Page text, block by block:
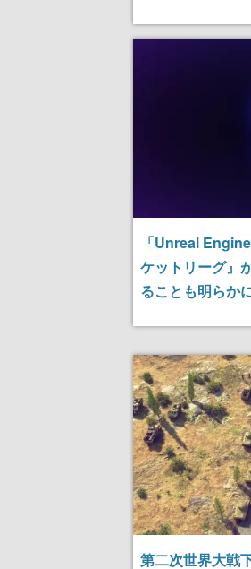
る。ロボ同士
「Unreal
ケットリーグ』
ることも明らか
第二次世界大戦